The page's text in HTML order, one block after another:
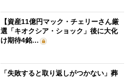
【資産11億円マック・チェリーさん厳
選「キオクシア・ショック」後に大化
け期待4銘…
「失敗すると取り返しがつかない」葬